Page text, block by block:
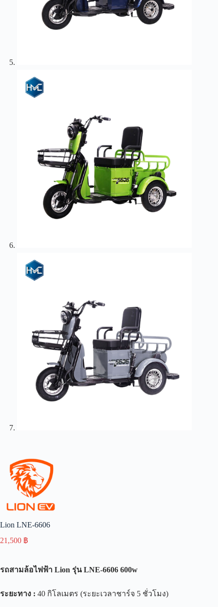
Lion LNE-6606
21,500 ฿
รถสามล้อไฟฟ้า Lion รุ่น LNE-6606 600w
ระยะทาง : 40 กิโลเมตร (ระยะเวลาชาร์จ 5 ชั่วโมง)